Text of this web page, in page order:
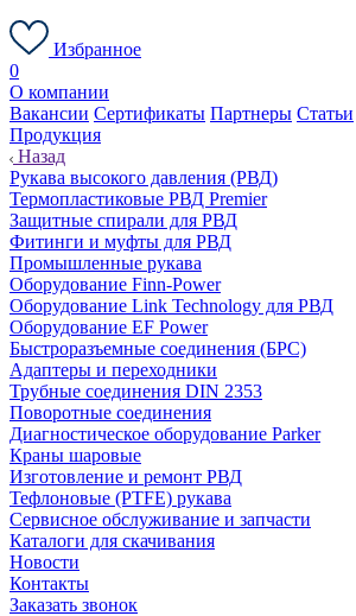
Избранное
0
О компании
Вакансии Сертификаты Партнеры Статьи
Продукция
Назад
Рукава высокого давления (РВД)
Термопластиковые РВД Premier
Защитные спирали для РВД
Фитинги и муфты для РВД
Промышленные рукава
Оборудование Finn-Power
Оборудование Link Technology для РВД
Оборудование EF Power
Быстроразъемные соединения (БРС)
Адаптеры и переходники
Трубные соединения DIN 2353
Поворотные соединения
Диагностическое оборудование Parker
Краны шаровые
Изготовление и ремонт РВД
Тефлоновые (PTFE) рукава
Сервисное обслуживание и запчасти
Каталоги для скачивания
Новости
Контакты
Заказать звонок